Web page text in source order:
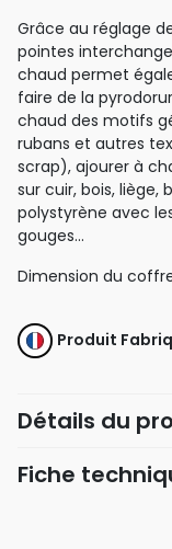
Grâce au réglage
pointes
chaud permet
faire de la
chaud des motifs
rubans et autres
scrap), ajourer à
sur cuir, bois,
polystyrène avec
gouges...
Dimension du
Produit
Détails du
Fiche